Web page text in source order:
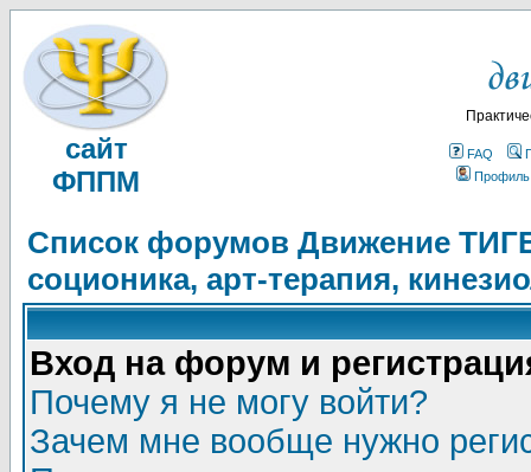
сайт
ФППМ
FAQ
Профиль
Список форумов Движение
соционика, арт-терапия,
Вход на форум и
Почему я не могу войти?
Зачем мне вообще нужно